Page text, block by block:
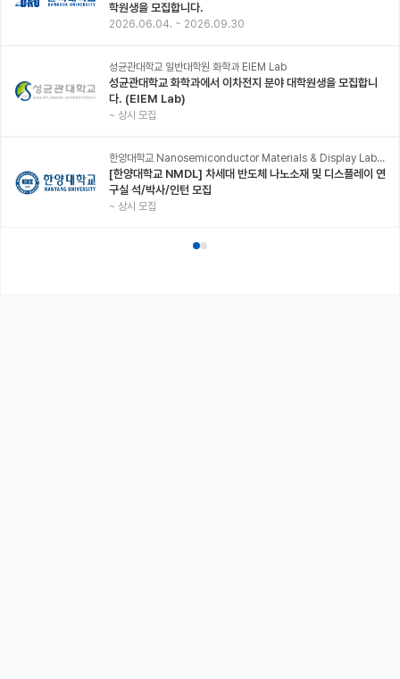
학원생을 모집합니다.
2026.06.04. ~ 2026.09.30
성균관대학교 일반대학원 화학과 EIEM Lab
성균관대학교 화학과에서 이차전지 분야 대학원생을 모집합니
다. (EIEM Lab)
~ 상시 모집
한양대학교 Nanosemiconductor Materials & Display Laboratory
[한양대학교 NMDL] 차세대 반도체 나노소재 및 디스플레이 연
구실 석/박사/인턴 모집
~ 상시 모집